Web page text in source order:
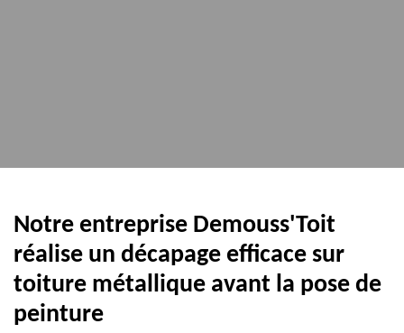
Notre entreprise Demouss'Toit
réalise un décapage efficace sur
toiture métallique avant la pose de
peinture